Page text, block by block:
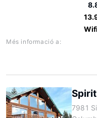
Més informació a:
7981